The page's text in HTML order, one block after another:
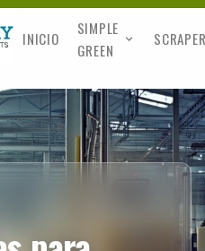
INICIO
SIMPLE
GREEN